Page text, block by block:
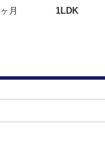
月 1LDK